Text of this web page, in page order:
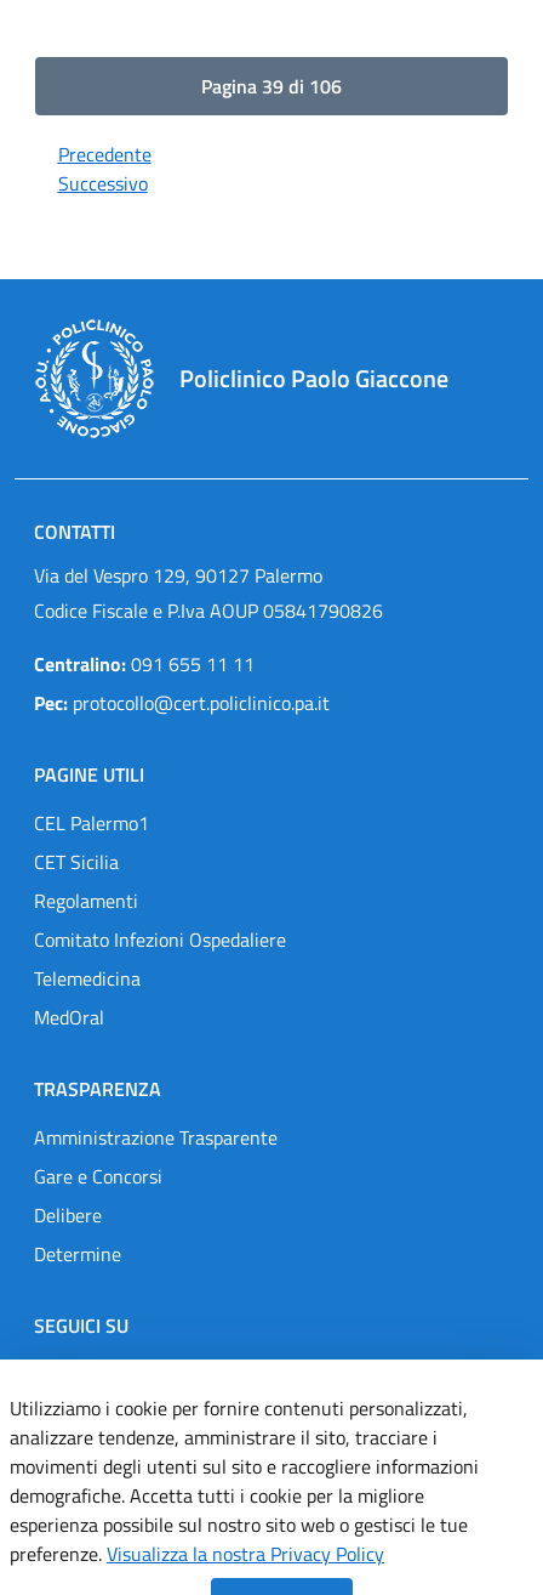
Pagina 39 di 106
Precedente
Successivo
Policlinico Paolo Giaccone
CONTATTI
Via del Vespro 129, 90127 Palermo
Codice Fiscale e P.Iva AOUP 05841790826
Centralino:091 655 11 11
Pec: protocollo@cert.policlinico.pa.it
PAGINE UTILI
CEL Palermo1
CET Sicilia
Regolamenti
Comitato Infezioni Ospedaliere
Telemedicina
MedOral
TRASPARENZA
Amministrazione Trasparente
Gare e Concorsi
Delibere
Determine
SEGUICI SU
Designers Italia
TwitterInstagramYoutubeLinkedin
Dichiarazione di accessibilità
Informativa cookie
Utilizziamo i cookie per fornire contenuti personalizzati,
analizzare tendenze, amministrare il sito, tracciare i
movimenti degli utenti sul sito e raccogliere informazioni
demografiche. Accetta tutti i cookie per la migliore
esperienza possibile sul nostro sito web o gestisci le tue
preferenze.Visualizza la nostra Privacy Policy